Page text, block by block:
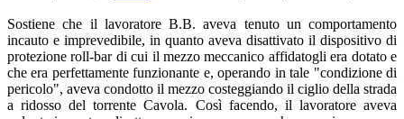
Sostiene che il lavoratore B.B. aveva tenuto un comportamento
incauto e imprevedibile, in quanto aveva disattivato il dispositivo di
protezione roll-bar di cui il mezzo meccanico affidatogli era dotato e
che era perfettamente funzionante e, operando in tale "condizione di
pericolo", aveva condotto il mezzo costeggiando il ciglio della strada
a ridosso del torrente Cavola. Così facendo, il lavoratore aveva